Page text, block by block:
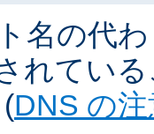
名の代
れてい
DNS の